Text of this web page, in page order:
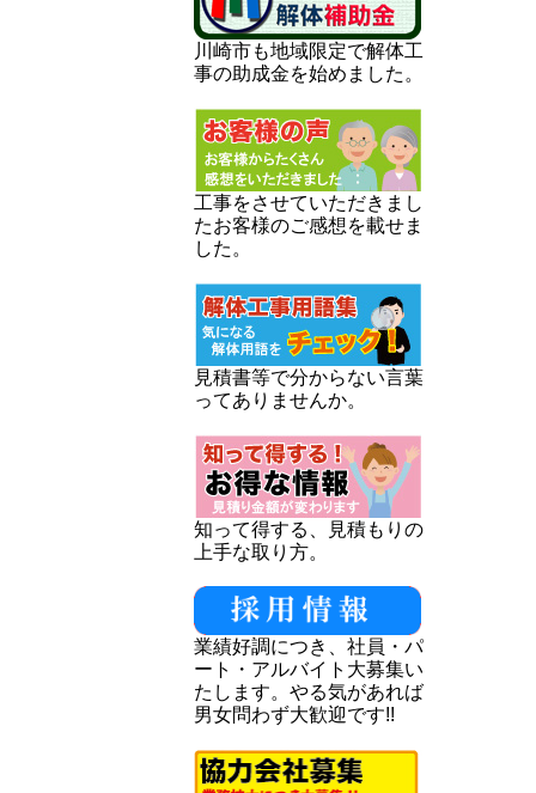
川崎市も地域限定で解体工
事の助成金を始めました。
工事をさせていただきまし
たお客様のご感想を載せま
した。
見積書等で分からない言葉
ってありませんか。
知って得する、見積もりの
上手な取り方。
業績好調につき、社員・パ
ート・アルバイト大募集い
たします。やる気があれば
男女問わず大歓迎です!!